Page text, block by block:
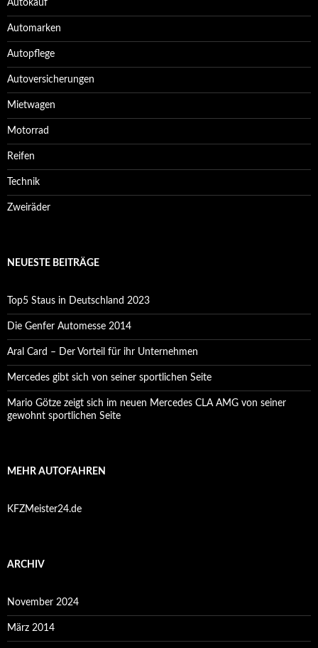
Autokauf
Automarken
Autopflege
Autoversicherungen
Mietwagen
Motorrad
Reifen
Technik
Zweiräder
NEUESTE BEITRÄGE
Top5 Staus in Deutschland 2023
Die Genfer Automesse 2014
Aral Card – Der Vorteil für ihr Unternehmen
Mercedes gibt sich von seiner sportlichen Seite
Mario Götze zeigt sich im neuen Mercedes CLA AMG von seiner
gewohnt sportlichen Seite
MEHR AUTOFAHREN
KFZMeister24.de
ARCHIV
November 2024
März 2014